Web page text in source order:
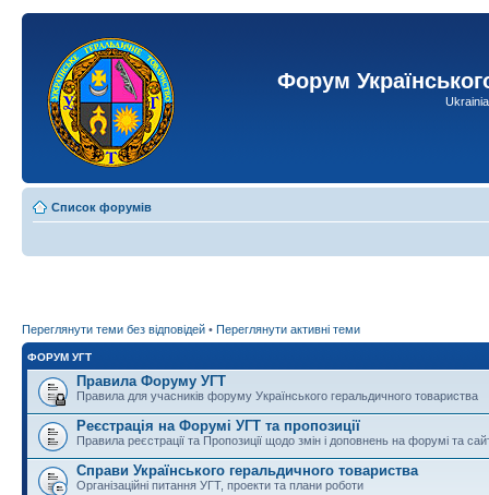
Форум
Список форумів
Переглянути теми без відповідей • Переглянути активні теми
ФОРУМ УГТ
Правила Форуму УГТ
Правила для учасників форуму Українського геральдичного товариства
Реєстрація на Форумі УГТ та пропозиції
Правила реєстрації та Пропозиції щодо змін і доповнень на форумі та
Справи Українського геральдичного товариства
Організаційні питання УГТ, проекти та плани роботи